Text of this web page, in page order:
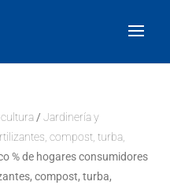
/ Jardinería y
compost, turba,
% de hogares consumidores
compost, turba,